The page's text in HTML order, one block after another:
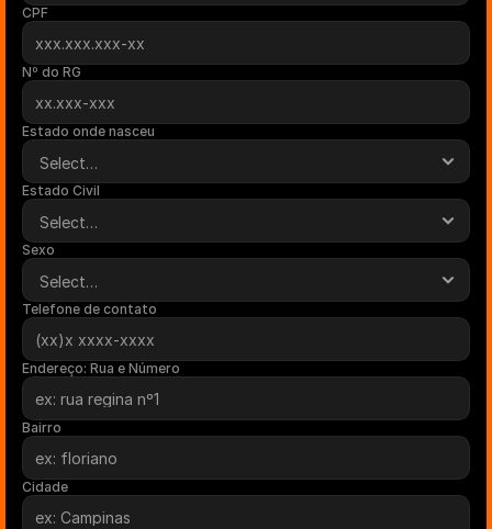
CPF
Nº do RG
Estado onde nasceu
Estado Civil
Sexo
Telefone de contato
Endereço: Rua e Número
Bairro
Cidade